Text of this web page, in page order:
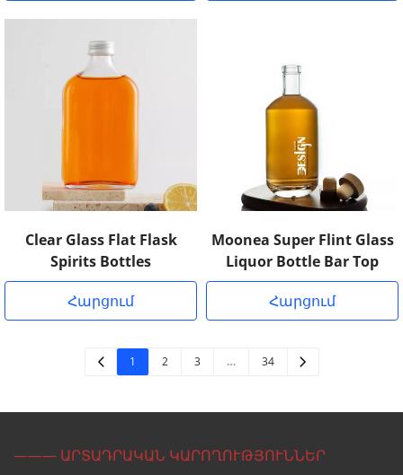
Clear Glass Flat Flask
Spirits Bottles
Հարցում
Moonea Super Flint Glass
Liquor Bottle Bar Top
Հարցում
1 2 3 … 34
——— ԱՐՏԱԴՐԱԿԱՆ ԿԱՐՈՂՈՒԹՅՈՒՆՆԵՐ